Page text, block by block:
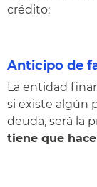
crédito:
Anticipo de
La entidad
si existe algún
deuda, será la
tiene que